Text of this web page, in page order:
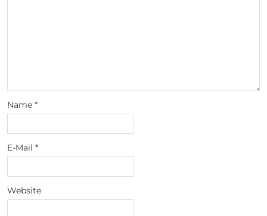
Name *
E-Mail *
Website